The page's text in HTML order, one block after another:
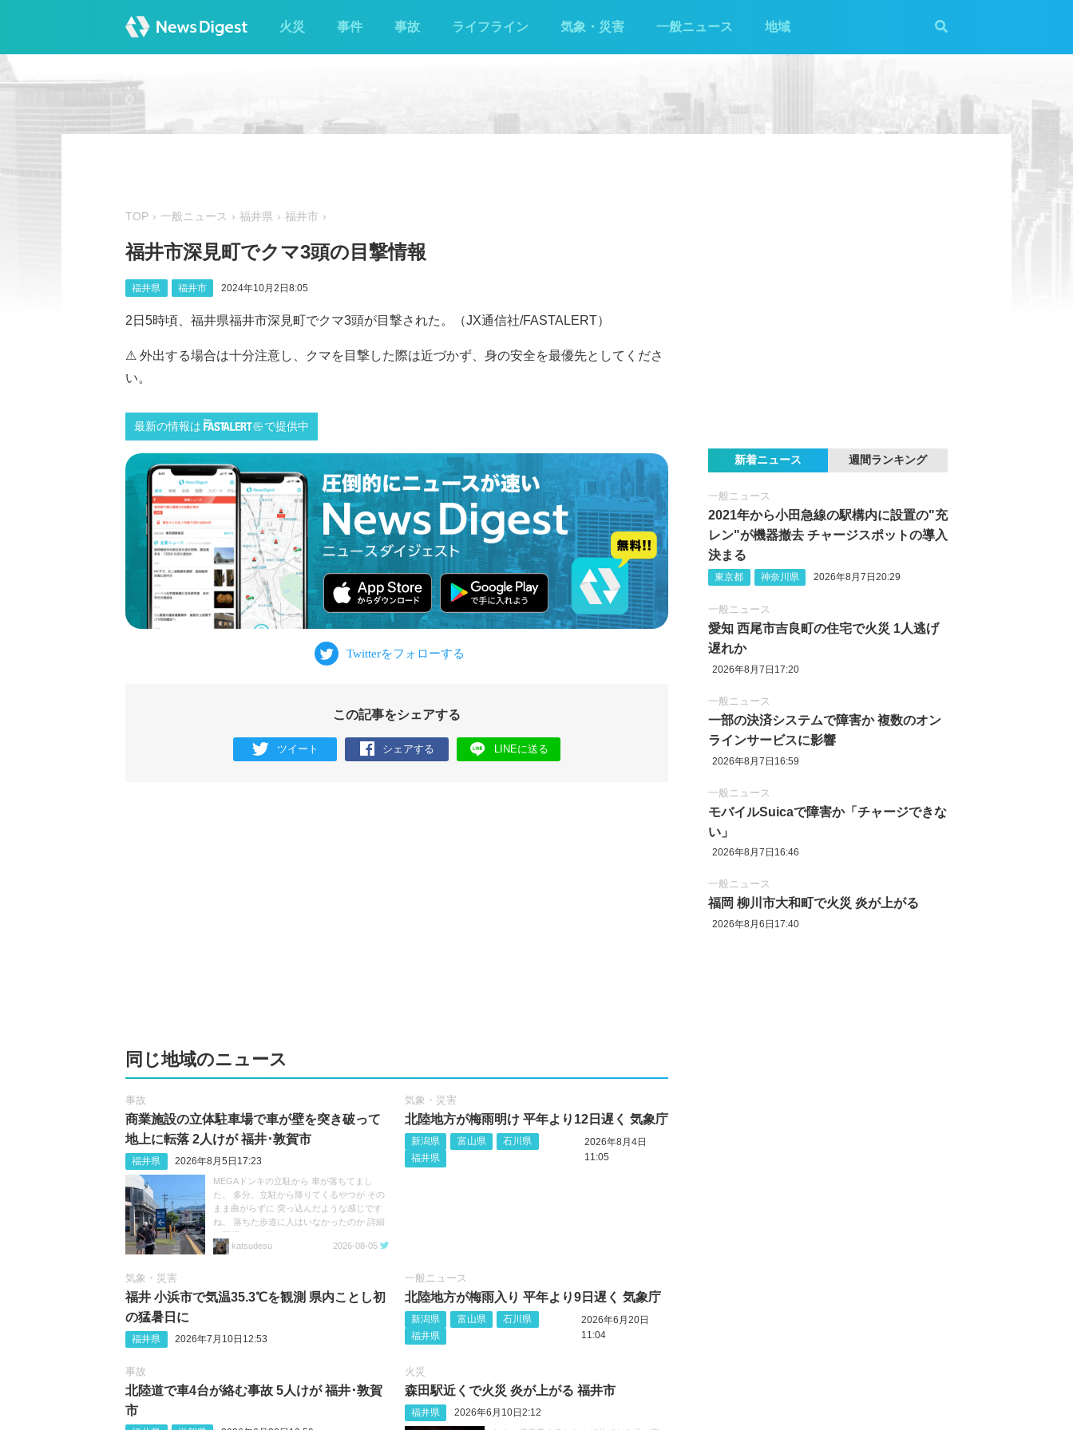
火災 事件 事故 ライフライン 気象・災害 一般ニュース 地域
TOP 一般ニュース 福井県 福井市
福井市深見町でクマ3頭の目撃情報
福井県 福井市 2024年10月2日8:05
2日5時頃、福井県福井市深見町でクマ3頭が目撃された。（JX通信社/FASTALERT）
⚠ 外出する場合は十分注意し、クマを目撃した際は近づかず、身の安全を最優先としてくださ
い。
最新の情報は で提供中
この記事をシェアする
ツイート シェアする LINEに送る
同じ地域のニュース
事故
商業施設の立体駐車場で車が壁を突き破って
地上に転落 2人けが 福井･敦賀市
福井県 2026年8月5日17:23
MEGAドンキの立駐から 車が落ちてまし
た。 多分、立駐から降りてくるやつが その
まま曲がらずに 突っ込んだような感じです
ね。 落ちた歩道に人はいなかったのか 詳細
は不明ですが怖いですね。
https://t.co/f1wdGQnBvi
katsudesu 2026-08-05
気象・災害
北陸地方が梅雨明け 平年より12日遅く 気象庁
新潟県 富山県
石川県
福井県
2026年8月4日
11:05
気象・災害
福井 小浜市で気温35.3℃を観測 県内ことし初
の猛暑日に
福井県 2026年7月10日12:53
一般ニュース
北陸地方が梅雨入り 平年より9日遅く 気象庁
新潟県 富山県
石川県
福井県
2026年6月20日
11:04
事故
北陸道で車4台が絡む事故 5人けが 福井･敦賀
市
火災
森田駅近くで火災 炎が上がる 福井市
福井県 2026年6月10日2:12
新着ニュース 週間ランキング
一般ニュース
2021年から小田急線の駅構内に設置の"充
レン"が機器撤去 チャージスポットの導入
決まる
東京都 神奈川県 2026年8月7日20:29
一般ニュース
愛知 西尾市吉良町の住宅で火災 1人逃げ
遅れか
2026年8月7日17:20
一般ニュース
一部の決済システムで障害か 複数のオン
ラインサービスに影響
2026年8月7日16:59
一般ニュース
モバイルSuicaで障害か「チャージできな
い」
2026年8月7日16:46
一般ニュース
福岡 柳川市大和町で火災 炎が上がる
2026年8月6日17:40